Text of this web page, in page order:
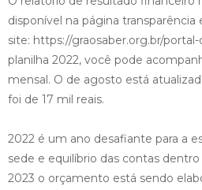
disponível na página transparência
site: https://graosaber.org.br/
planilha 2022, você pode
mensal. O de agosto está
foi de 17 mil reais.
2022 é um ano desafiante para a
sede e equilíbrio das contas
2023 o orçamento está sendo